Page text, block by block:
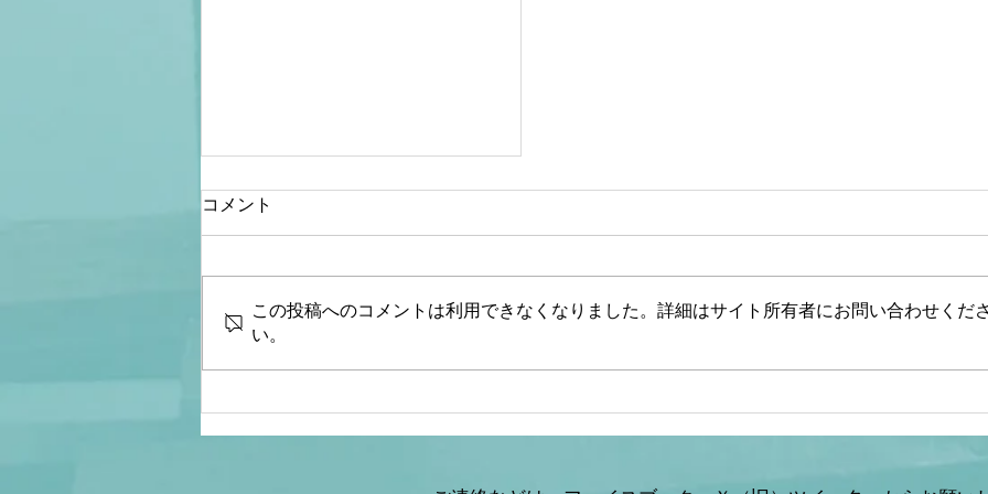
【文】【文化人デジタル瓦
コメント
この投稿へのコメントは利用できなくなりました。詳細はサイト所有者にお問い合わせくだ
い。